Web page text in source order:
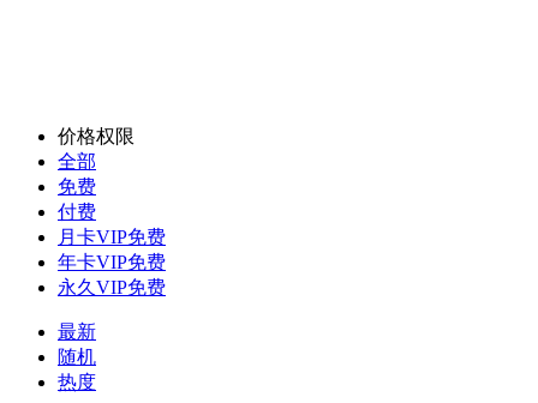
价格权限
全部
免费
付费
月卡VIP免费
年卡VIP免费
永久VIP免费
最新
随机
热度